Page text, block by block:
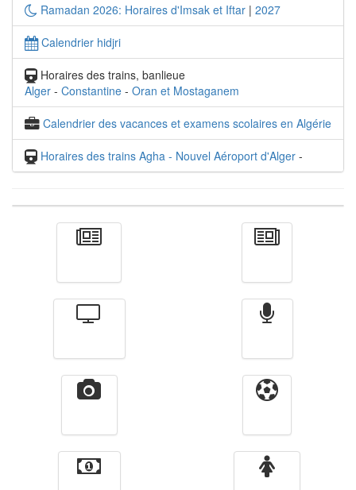
Ramadan 2026: Horaires d'Imsak et Iftar | 2027
Calendrier hidjri
Horaires des trains, banlieue
Alger - Constantine - Oran et Mostaganem
Calendrier des vacances et examens scolaires en Algérie
Horaires des trains Agha - Nouvel Aéroport d'Alger -